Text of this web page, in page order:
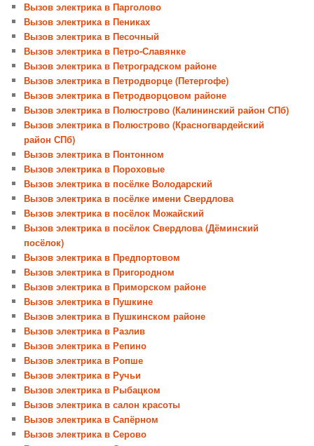
Вызов электрика в Парголово
Вызов электрика в Пениках
Вызов электрика в Песочный
Вызов электрика в Петро-Славянке
Вызов электрика в Петроградском районе
Вызов электрика в Петродворце (Петергофе)
Вызов электрика в Петродворцовом районе
Вызов электрика в Полюстрово (Калининский район СПб)
Вызов электрика в Полюстрово (Красногвардейский
район СПб)
Вызов электрика в Понтонном
Вызов электрика в Пороховые
Вызов электрика в посёлке Володарский
Вызов электрика в посёлке имени Свердлова
Вызов электрика в посёлок Можайский
Вызов электрика в посёлок Свердлова (Дёминский
посёлок)
Вызов электрика в Предпортовом
Вызов электрика в Пригородном
Вызов электрика в Приморском районе
Вызов электрика в Пушкине
Вызов электрика в Пушкинском районе
Вызов электрика в Разлив
Вызов электрика в Репино
Вызов электрика в Ропше
Вызов электрика в Ручьи
Вызов электрика в Рыбацком
Вызов электрика в салон красоты
Вызов электрика в Сапёрном
Вызов электрика в Серово